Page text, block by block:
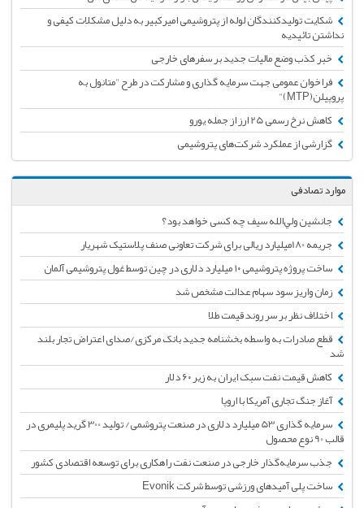
شکایت تولیدکنندگان لوله از پتروشیمی امیرکبیر به دلیل مشکلات کیفی و
نداشتن تائیدیه
خبر کذب وضع مالیات جدید بر سفرهای خارجی
فراخوان عمومی جهت سرمایه گذاری و مشارکت در طرح "متانول به
پروپیلن(MTP)"
کاهش نرخ رسمی 25 ارز از جمله یورو
گزارشی از عملکرد شرکت‌های پتروشیمی
موارد تصادفی
جانشین ولي‌الله سيف چه کسی خواهد بود؟
جریمه 180میلیارد ریالی برای شرکت تعاونی صنف پلاستیک شهریار
ساخت پروژه پتروشیمی ۱۰ میلیارد دلاری در چین توسط غول پتروشیمی آلمان
زمان واریز سود سهام عدالت مشخص شد
اختلاف نظر بر سر روند قیمت طلا
قطع صادرات به واسطه بخشنامه جدید بانک مرکزی/صدای اعتراض تجار بلند
شد
کاهش قیمت نفت سبک ایران به زیر ۶۰ دلار
آغاز جنگ تجاری آمریکا با اروپا
سرمایه گذاری 53 میلیارد دلاری در صنعت پتروشمی/ تولید 300 گرید پلیمری در
قالب 90 نوع محصول
جذب سرمایه‌گذار خارجی در صنعت نفت راهکاری برای توسعه اقتصادی کشور
ساخت پلی آمیدهای ورزشی توسط شرکت Evonik